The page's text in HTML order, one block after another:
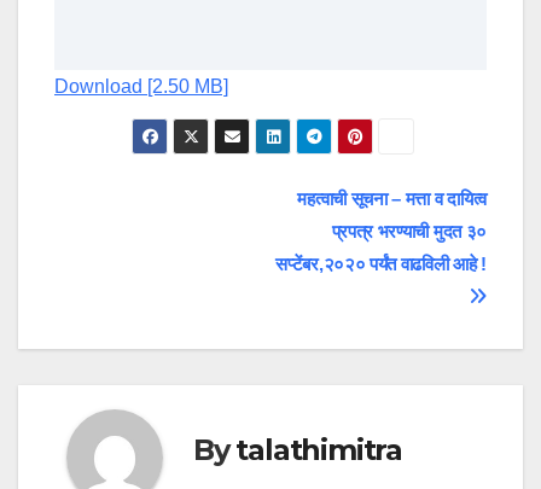
Download [2.50 MB]
महत्वाची सूचना – मत्ता व दायित्व
प्रपत्र भरण्याची मुदत ३०
सप्टेंबर,२०२० पर्यंत वाढविली आहे !
Bytalathimitra